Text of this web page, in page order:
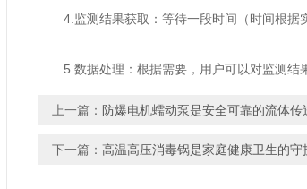
4.监测结果获取：等待一段时间（时间根据
5.数据处理：根据需要，用户可以对监测结
上一篇： 防爆电机蠕动泵是安全可靠的流体传
下一篇： 高温高压消毒锅是家庭健康卫生的守